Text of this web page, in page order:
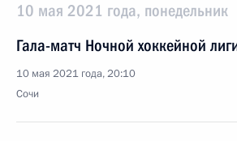
10 мая 2021 года, понедельник
Гала-матч Ночной хоккейной
10 мая 2021 года, 20:10
Сочи